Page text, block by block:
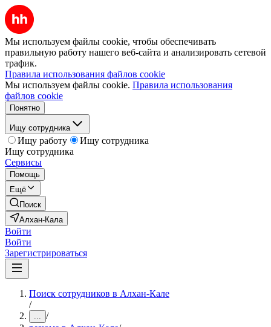
Мы используем файлы cookie, чтобы обеспечивать
правильную работу нашего веб-сайта и анализировать сетевой
трафик.
Правила использования файлов cookie
Мы используем файлы cookie. Правила использования
файлов cookie
Понятно
Ищу сотрудника
Ищу работу
Ищу сотрудника
Ищу сотрудника
Сервисы
Помощь
Ещё
Поиск
Алхан-Кала
Войти
Войти
Зарегистрироваться
Поиск сотрудников в Алхан-Кале
/
... /